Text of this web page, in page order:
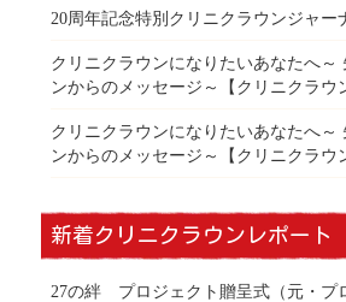
20周年記念特別クリニクラウンジャー
クリニクラウンになりたいあなたへ～
ンからのメッセージ～【クリニクラウ
クリニクラウンになりたいあなたへ～
ンからのメッセージ～【クリニクラウ
新着クリニクラウンレポート
27の絆 プロジェクト贈呈式（元・プ